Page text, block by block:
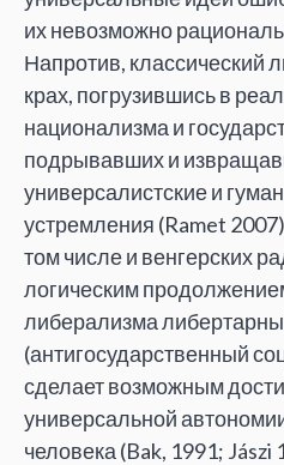
их невозможно
Напротив, классический
крах, погрузившись в
национализма и
подрывавших и
универсалистские и
устремления (Ramet
том числе и венгерских
логическим
либерализма
(антигосударственный
сделает возможным
универсальной
человека (Bak, 1991;